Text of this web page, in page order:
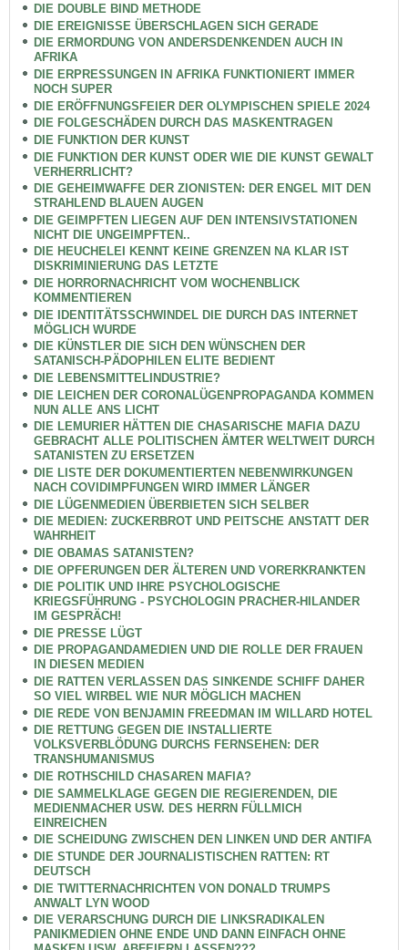
DIE DOUBLE BIND METHODE
DIE EREIGNISSE ÜBERSCHLAGEN SICH GERADE
DIE ERMORDUNG VON ANDERSDENKENDEN AUCH IN
AFRIKA
DIE ERPRESSUNGEN IN AFRIKA FUNKTIONIERT IMMER
NOCH SUPER
DIE ERÖFFNUNGSFEIER DER OLYMPISCHEN SPIELE 2024
DIE FOLGESCHÄDEN DURCH DAS MASKENTRAGEN
DIE FUNKTION DER KUNST
DIE FUNKTION DER KUNST ODER WIE DIE KUNST GEWALT
VERHERRLICHT?
DIE GEHEIMWAFFE DER ZIONISTEN: DER ENGEL MIT DEN
STRAHLEND BLAUEN AUGEN
DIE GEIMPFTEN LIEGEN AUF DEN INTENSIVSTATIONEN
NICHT DIE UNGEIMPFTEN..
DIE HEUCHELEI KENNT KEINE GRENZEN NA KLAR IST
DISKRIMINIERUNG DAS LETZTE
DIE HORRORNACHRICHT VOM WOCHENBLICK
KOMMENTIEREN
DIE IDENTITÄTSSCHWINDEL DIE DURCH DAS INTERNET
MÖGLICH WURDE
DIE KÜNSTLER DIE SICH DEN WÜNSCHEN DER
SATANISCH-PÄDOPHILEN ELITE BEDIENT
DIE LEBENSMITTELINDUSTRIE?
DIE LEICHEN DER CORONALÜGENPROPAGANDA KOMMEN
NUN ALLE ANS LICHT
DIE LEMURIER HÄTTEN DIE CHASARISCHE MAFIA DAZU
GEBRACHT ALLE POLITISCHEN ÄMTER WELTWEIT DURCH
SATANISTEN ZU ERSETZEN
DIE LISTE DER DOKUMENTIERTEN NEBENWIRKUNGEN
NACH COVIDIMPFUNGEN WIRD IMMER LÄNGER
DIE LÜGENMEDIEN ÜBERBIETEN SICH SELBER
DIE MEDIEN: ZUCKERBROT UND PEITSCHE ANSTATT DER
WAHRHEIT
DIE OBAMAS SATANISTEN?
DIE OPFERUNGEN DER ÄLTEREN UND VORERKRANKTEN
DIE POLITIK UND IHRE PSYCHOLOGISCHE
KRIEGSFÜHRUNG - PSYCHOLOGIN PRACHER-HILANDER
IM GESPRÄCH!
DIE PRESSE LÜGT
DIE PROPAGANDAMEDIEN UND DIE ROLLE DER FRAUEN
IN DIESEN MEDIEN
DIE RATTEN VERLASSEN DAS SINKENDE SCHIFF DAHER
SO VIEL WIRBEL WIE NUR MÖGLICH MACHEN
DIE REDE VON BENJAMIN FREEDMAN IM WILLARD HOTEL
DIE RETTUNG GEGEN DIE INSTALLIERTE
VOLKSVERBLÖDUNG DURCHS FERNSEHEN: DER
TRANSHUMANISMUS
DIE ROTHSCHILD CHASAREN MAFIA?
DIE SAMMELKLAGE GEGEN DIE REGIERENDEN, DIE
MEDIENMACHER USW. DES HERRN FÜLLMICH
EINREICHEN
DIE SCHEIDUNG ZWISCHEN DEN LINKEN UND DER ANTIFA
DIE STUNDE DER JOURNALISTISCHEN RATTEN: RT
DEUTSCH
DIE TWITTERNACHRICHTEN VON DONALD TRUMPS
ANWALT LYN WOOD
DIE VERARSCHUNG DURCH DIE LINKSRADIKALEN
PANIKMEDIEN OHNE ENDE UND DANN EINFACH OHNE